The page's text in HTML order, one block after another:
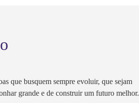
que busquem sempre evoluir, que sejam
grande e de construir um futuro melhor.